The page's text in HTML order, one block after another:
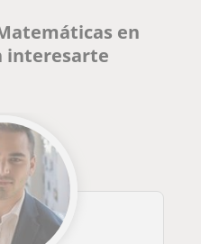
en
interesarte